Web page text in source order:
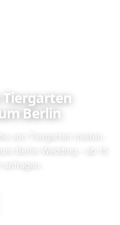
Berlin
von Tiergarten mieten.
Berlin Wedding – ab 15